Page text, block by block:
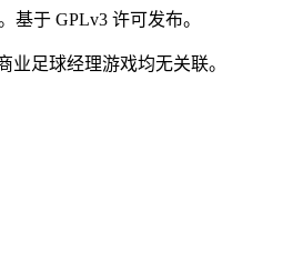
基于 GPLv3 许可发布。
业足球经理游戏均无关联。